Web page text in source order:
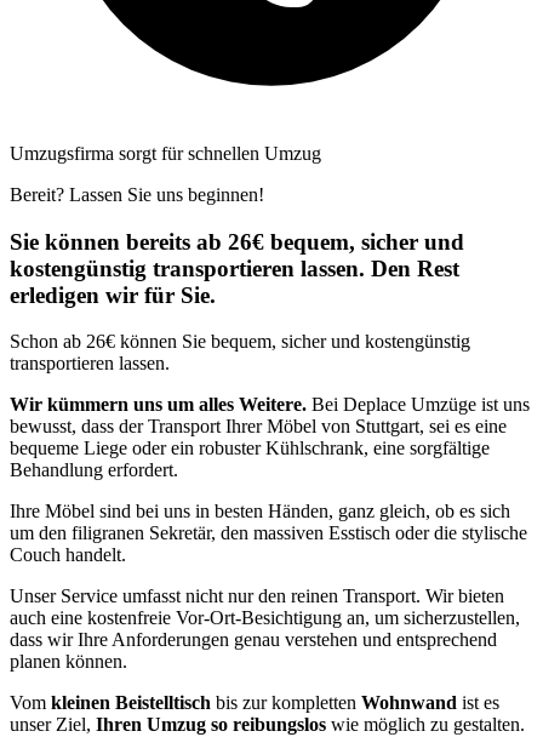
Umzugsfirma sorgt für schnellen Umzug
Bereit? Lassen Sie uns beginnen!
Sie können bereits ab 26€ bequem, sicher und
kostengünstig transportieren lassen. Den Rest
erledigen wir für Sie.
Schon ab 26€ können Sie bequem, sicher und kostengünstig
transportieren lassen.
Wir kümmern uns um alles Weitere. Bei Deplace Umzüge ist uns
bewusst, dass der Transport Ihrer Möbel von Stuttgart, sei es eine
bequeme Liege oder ein robuster Kühlschrank, eine sorgfältige
Behandlung erfordert.
Ihre Möbel sind bei uns in besten Händen, ganz gleich, ob es sich
um den filigranen Sekretär, den massiven Esstisch oder die stylische
Couch handelt.
Unser Service umfasst nicht nur den reinen Transport. Wir bieten
auch eine kostenfreie Vor-Ort-Besichtigung an, um sicherzustellen,
dass wir Ihre Anforderungen genau verstehen und entsprechend
planen können.
Vom kleinen Beistelltisch bis zur kompletten Wohnwand ist es
unser Ziel, Ihren Umzug so reibungslos wie möglich zu gestalten.